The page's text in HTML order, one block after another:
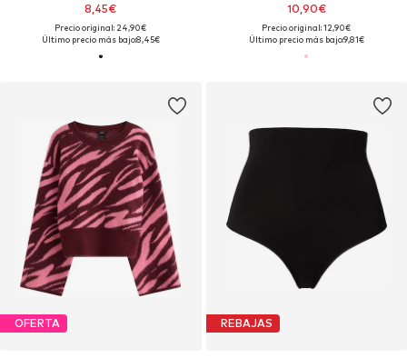
8,45€
Precio original: 24,90€
Último precio más bajo:8,45€
10,90€
Precio original: 12,90€
Último precio más bajo:9,81€
OFERTA REBAJAS